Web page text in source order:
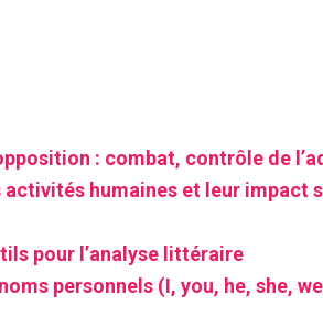
: combat, contrôle de
activités humaines et leur impact
pour l’analyse littéraire
personnels (I, you, he, she,